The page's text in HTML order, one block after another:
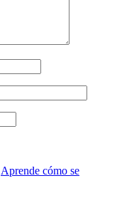
Aprende cómo se